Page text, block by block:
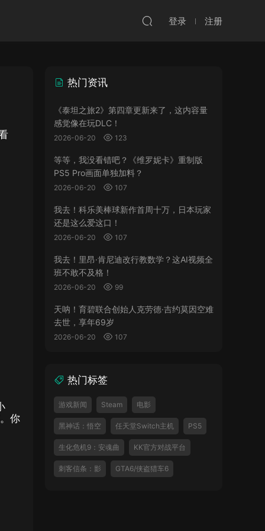
登录 注册
你
热门资讯
《泰坦之旅2》第四章更新来了，这内容量
感觉像在玩DLC！
2026-06-20 123
等等，我没看错吧？《维罗妮卡》重制版
PS5 Pro画面单独加料？
2026-06-20 107
我去！科乐美棒球新作首周十万，日本玩家
还是这么爱这口！
2026-06-20 107
我去！里昂·肯尼迪改行教数学？这AI视频全
班不敢不及格！
2026-06-20 99
天呐！育碧联合创始人克劳德·吉约莫因空难
去世，享年69岁
2026-06-20 107
热门标签
游戏新闻 Steam 电影
黑神话：悟空 任天堂Switch主机 PS5
生化危机9：安魂曲 KK官方对战平台
刺客信条：影 GTA6/侠盗猎车6